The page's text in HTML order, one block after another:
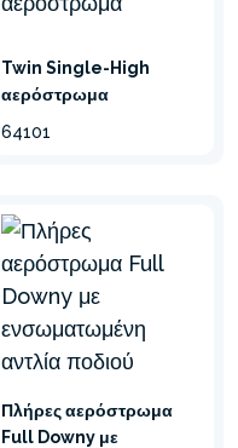
Twin Single-High
αερόστρωμα
64101
Πλήρες αερόστρωμα
Full Downy με